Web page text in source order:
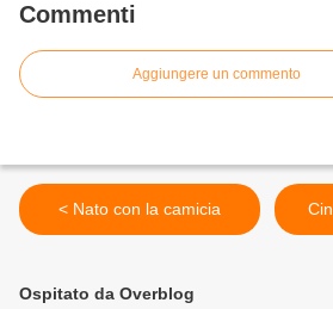
Commenti
Aggiungere un commento
< Nato con la camicia
Ospitato da Overblog